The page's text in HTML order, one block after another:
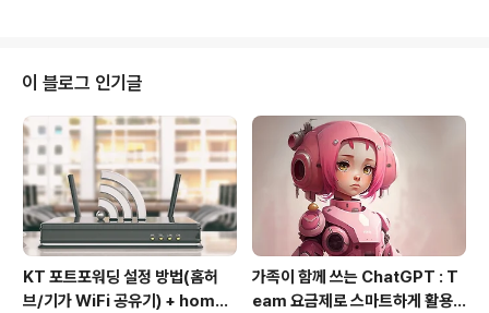
이 블로그 인기글
KT 포트포워딩 설정 방법(홈허
브/기가 WiFi 공유기) + homeh
가족이 함께 쓰는 ChatGPT : T
eam 요금제로 스마트하게 활용